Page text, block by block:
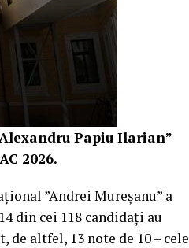
Papiu Ilarian”
2026.
”Andrei Mureșanu” a
din cei 118 candidați au
altfel, 13 note de 10 – cele